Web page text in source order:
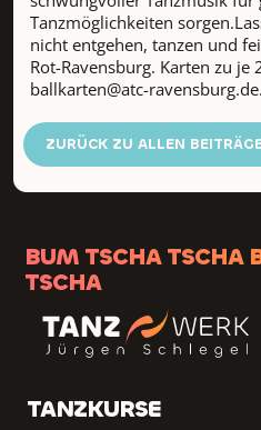
Tanzmöglichkeiten
nicht entgehen, tanzen und
Rot-Ravensburg. Karten zu
ballkarten@atc-ravensburg.de.
ZURÜCK ZU ALLEN
BUM TSCHA TSCHA
TSCHA
TANZKURSE